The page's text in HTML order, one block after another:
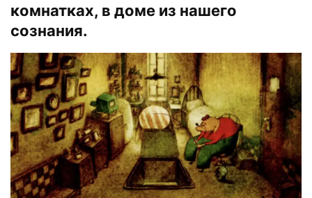
комнатках, в доме из нашего
сознания.